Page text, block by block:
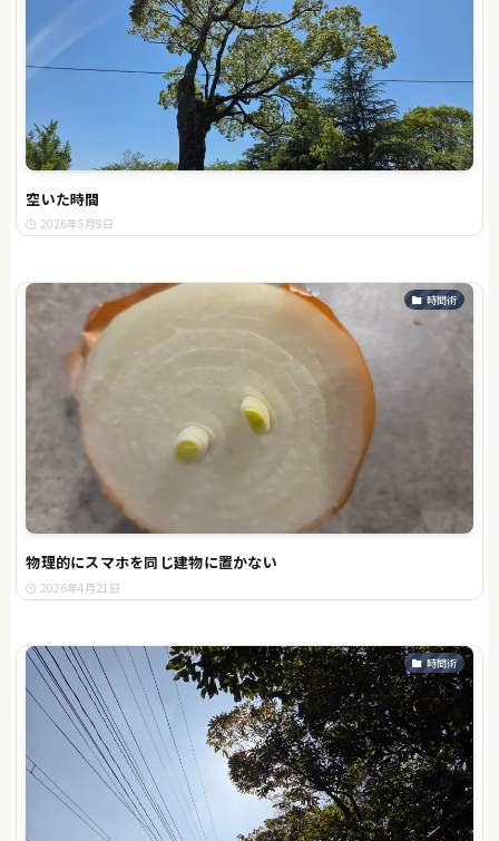
空いた時間
2026年5月8日
時間術
物理的にスマホを同じ建物に置かない
2026年4月21日
時間術